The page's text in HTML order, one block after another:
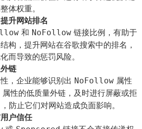
体权重。
升网站排名
和 NoFollow 链接比例，有助于
构，提升网站在谷歌搜索中的排名，
而导致的惩罚风险。
链
，企业能够识别出 NoFollow 属性
属性的低质量外链，及时进行屏蔽或拒
防止它们对网站造成负面影响。
户信任